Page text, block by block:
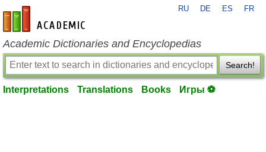
en-academic.com
RU DE ES FR
Academic Dictionaries and Encyclopedias
Search!
Interpretations Translations Books Игры ⚽